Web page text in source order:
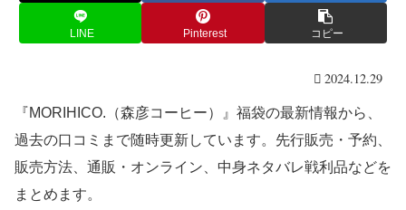
LINE Pinterest コピー
2024.12.29
『MORIHICO.（森彦コーヒー）』福袋の最新情報から、
過去の口コミまで随時更新しています。先行販売・予約、
販売方法、通販・オンライン、中身ネタバレ戦利品などを
まとめます。